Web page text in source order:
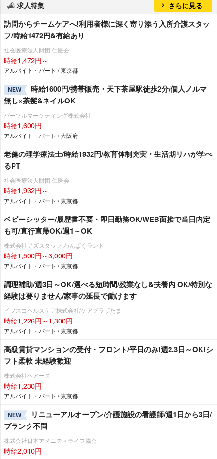
求人特集 さらに見る
訪問からチームケアへ!利用者様に深く寄り添う入所介護スタッ
フ/時給1472円&有給あり
社会医療法人財団 仁医会
時給1,472円～
アルバイト・パート / 東京都
NEW
時給1600円/携帯販売・天下茶屋駅徒歩2分/個人ノルマ
無し×茶髪&ネイルOK
パーソルマーケティング株式会社
時給1,600円
アルバイト・パート / 大阪府
老健の理学療法士/時給1932円/教育体制充実・生活期リハが学べ
るPT
社会医療法人財団 仁医会
時給1,932円～
アルバイト・パート / 東京都
ベビーシッター/履歴書不要・即日勤務OK/WEB面接で当日内定
も可/直行直帰OK/週1～OK
株式会社アズスタッフ わんぱくランド
時給1,500円～3,000円
アルバイト・パート / 東京都
調理補助/週3日～OK/選べる短時間/残業なし&扶養内 OK/特別な
経験は要りません/家事の延長で働けます
イフスコヘルスケア株式会社/ケアプラザたま
時給1,226円～1,300円
アルバイト・パート / 東京都
高級賃貸マンションの受付・フロント/平日のみ!週2.3日～OK!シ
フト柔軟 未経験歓迎
株式会社ベアーズ
時給1,230円
アルバイト・パート / 東京都
NEW
リニューアルオープン/介護施設の看護師/週1日から3日/
ブランク不問
株式会社日本アメニティライフ協会
時給2,010円